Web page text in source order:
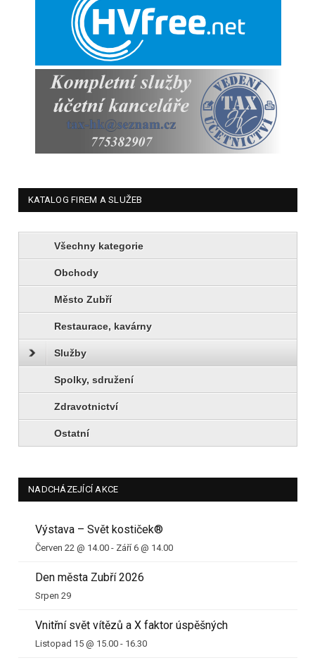
KATALOG FIREM A SLUŽEB
Všechny kategorie
Obchody
Město Zubří
Restaurace, kavárny
Služby
Spolky, sdružení
Zdravotnictví
Ostatní
NADCHÁZEJÍCÍ AKCE
Výstava – Svět kostiček®
Červen 22 @ 14.00 - Září 6 @ 14.00
Den města Zubří 2026
Srpen 29
Vnitřní svět vítězů a X faktor úspěšných
Listopad 15 @ 15.00 - 16.30